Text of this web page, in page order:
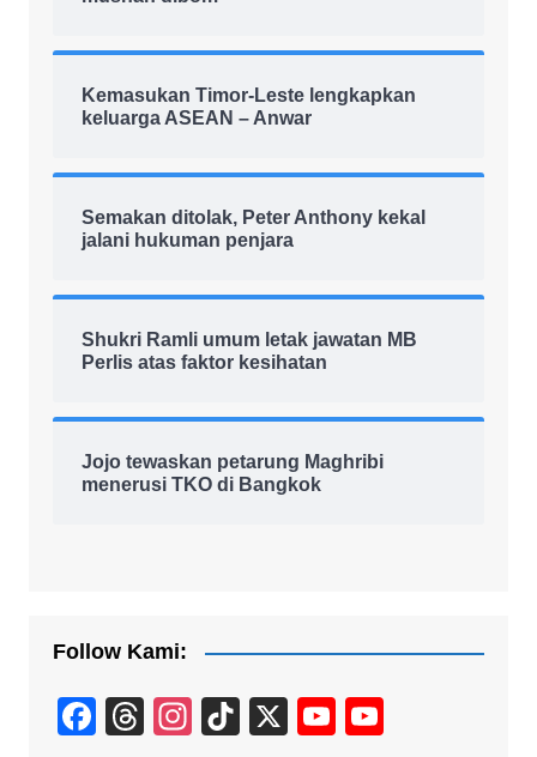
Kemasukan Timor-Leste lengkapkan
keluarga ASEAN – Anwar
Semakan ditolak, Peter Anthony kekal
jalani hukuman penjara
Shukri Ramli umum letak jawatan MB
Perlis atas faktor kesihatan
Jojo tewaskan petarung Maghribi
menerusi TKO di Bangkok
Follow Kami:
F
T
In
Ti
X
Y